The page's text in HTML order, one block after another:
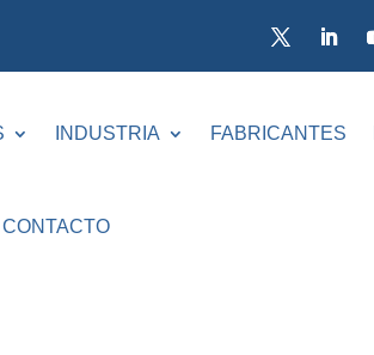
INDUSTRIA FABRICANTES
CONTACTO